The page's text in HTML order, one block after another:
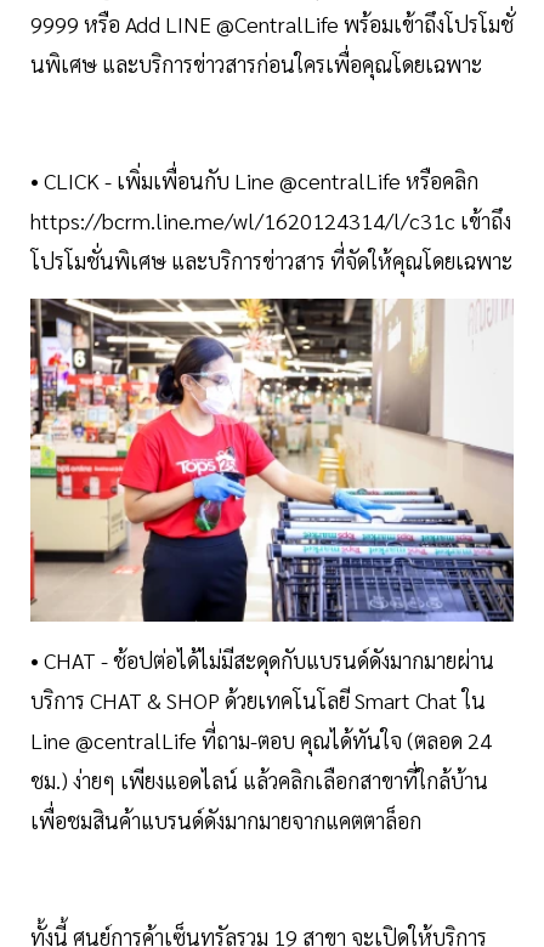
9999 หรือ Add LINE @CentralLife พร้อมเข้าถึงโปรโมชั่
นพิเศษ และบริการข่าวสารก่อนใครเพื่อคุณโดยเฉพาะ
• CLICK - เพิ่มเพื่อนกับ Line @centralLife หรือคลิก
https://bcrm.line.me/wl/1620124314/l/c31c เข้าถึง
โปรโมชั่นพิเศษ และบริการข่าวสาร ที่จัดให้คุณโดยเฉพาะ
• CHAT - ช้อปต่อได้ไม่มีสะดุดกับแบรนด์ดังมากมายผ่าน
บริการ CHAT & SHOP ด้วยเทคโนโลยี Smart Chat ใน
Line @centralLife ที่ถาม-ตอบ คุณได้ทันใจ (ตลอด 24
ชม.) ง่ายๆ เพียงแอดไลน์ แล้วคลิกเลือกสาขาที่ใกล้บ้าน
เพื่อชมสินค้าแบรนด์ดังมากมายจากแคตตาล็อก
ทั้งนี้ ศูนย์การค้าเซ็นทรัลรวม 19 สาขา จะเปิดให้บริการ